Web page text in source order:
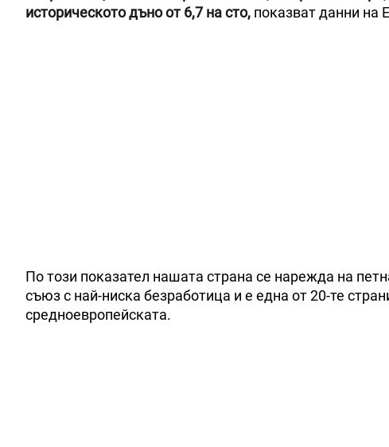
историческото дъно от 6,7 на сто, показват данни на
По този показател нашата страна се нарежда на
съюз с най-ниска безработица и е една от 20-те
средноевропейската.